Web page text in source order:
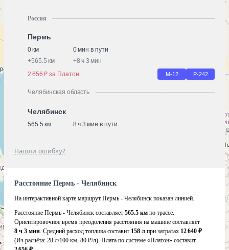
Россия
Пермь
0 км
0 мин в пути
+565.5 км +8 ч 3 мин
2 656 ₽ за Платон
М-12 Р-242
Челябинская область
Челябинск
565.5 км 8 ч 3 мин в пути
Нашли ошибку?
Расстояние Пермь - Челябинск
На интерактивной карте маршрут Пермь - Челябинск показан линией.
Расстояние Пермь - Челябинск составляет 565.5 км по трассе.
Ориентировочное время преодоления расстояния на машине составляет
8 ч 3 мин. Средний расход топлива составит 158 л при затратах 12 640 ₽
(Из расчёта: 28 л/100 км, 80 ₽/л). Плата по системе «Платон» составит